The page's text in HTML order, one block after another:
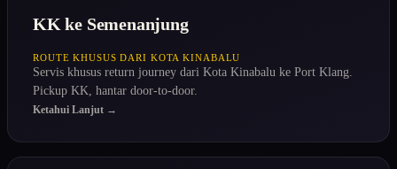
KK ke Semenanjung
ROUTE KHUSUS DARI KOTA KINABALU
Servis khusus return journey dari Kota Kinabalu ke Port Klang.
Pickup KK, hantar door-to-door.
Ketahui Lanjut →